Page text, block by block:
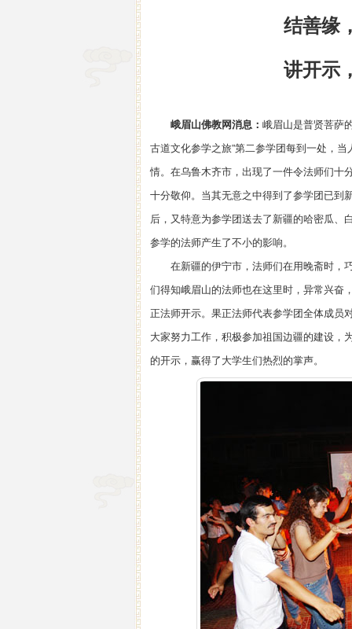
结善缘
讲开示
峨眉山佛教网消息： 峨眉山是普贤菩萨
古道文化参学之旅”第二参学团每到一处，
情。在乌鲁木齐市，出现了一件令法师们十
十分敬仰。当其无意之中得到了参学团已到
后，又特意为参学团送去了新疆的哈密瓜、
参学的法师产生了不小的影响。
在新疆的伊宁市，法师们在用晚斋时，
们得知峨眉山的法师也在这里时，异常兴奋
正法师开示。果正法师代表参学团全体成员
大家努力工作，积极参加祖国边疆的建设，
的开示，赢得了大学生们热烈的掌声。